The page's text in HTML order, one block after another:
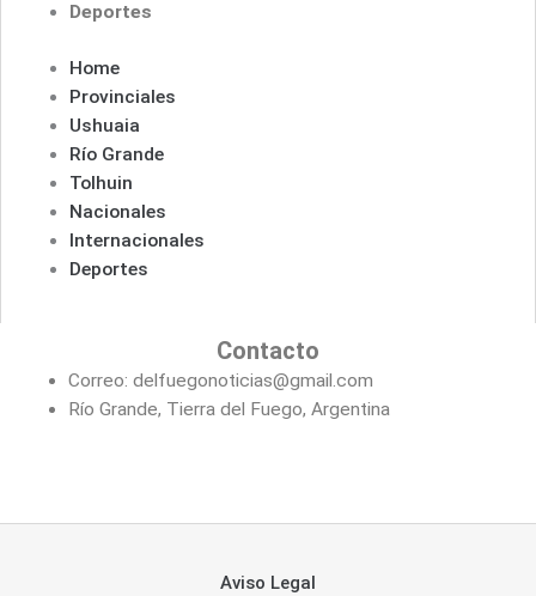
Deportes
Home
Provinciales
Ushuaia
Río Grande
Tolhuin
Nacionales
Internacionales
Deportes
Contacto
Correo: delfuegonoticias@gmail.com
Río Grande, Tierra del Fuego, Argentina
Aviso Legal